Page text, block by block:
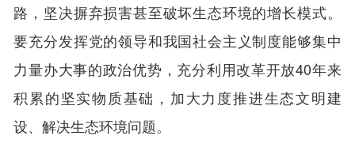
路，坚决摒弃损害甚至破坏生态环境的增长模式。
要充分发挥党的领导和我国社会主义制度能够集中
力量办大事的政治优势，充分利用改革开放40年来
积累的坚实物质基础，加大力度推进生态文明建
设、解决生态环境问题。